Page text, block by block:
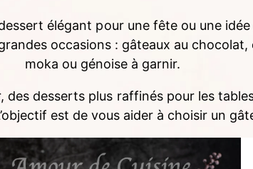
élégant pour une fête ou une
occasions : gâteaux au
moka ou génoise à garnir.
desserts plus raffinés pour les
est de vous aider à choisir un